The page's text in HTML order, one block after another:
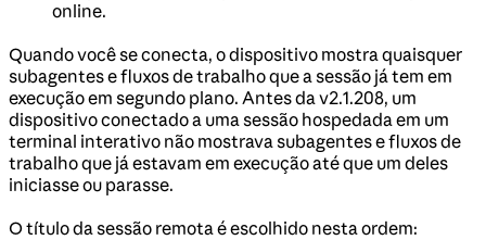
online.
Quando você se conecta, o dispositivo mostra quaisquer
subagentes e fluxos de trabalho que a sessão já tem em
execução em segundo plano. Antes da v2.1.208, um
dispositivo conectado a uma sessão hospedada em um
terminal interativo não mostrava subagentes e fluxos de
trabalho que já estavam em execução até que um deles
iniciasse ou parasse.
O título da sessão remota é escolhido nesta ordem: